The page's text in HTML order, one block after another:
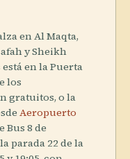
en Al Maqta,
y Sheikh
en la Puerta
los
gratuitos, o la
Aeropuerto
Bus 8 de
parada 22 de la